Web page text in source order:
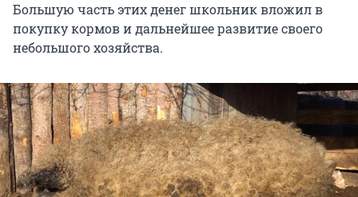
Большую часть этих денег школьник вложил в
покупку кормов и дальнейшее развитие своего
небольшого хозяйства.